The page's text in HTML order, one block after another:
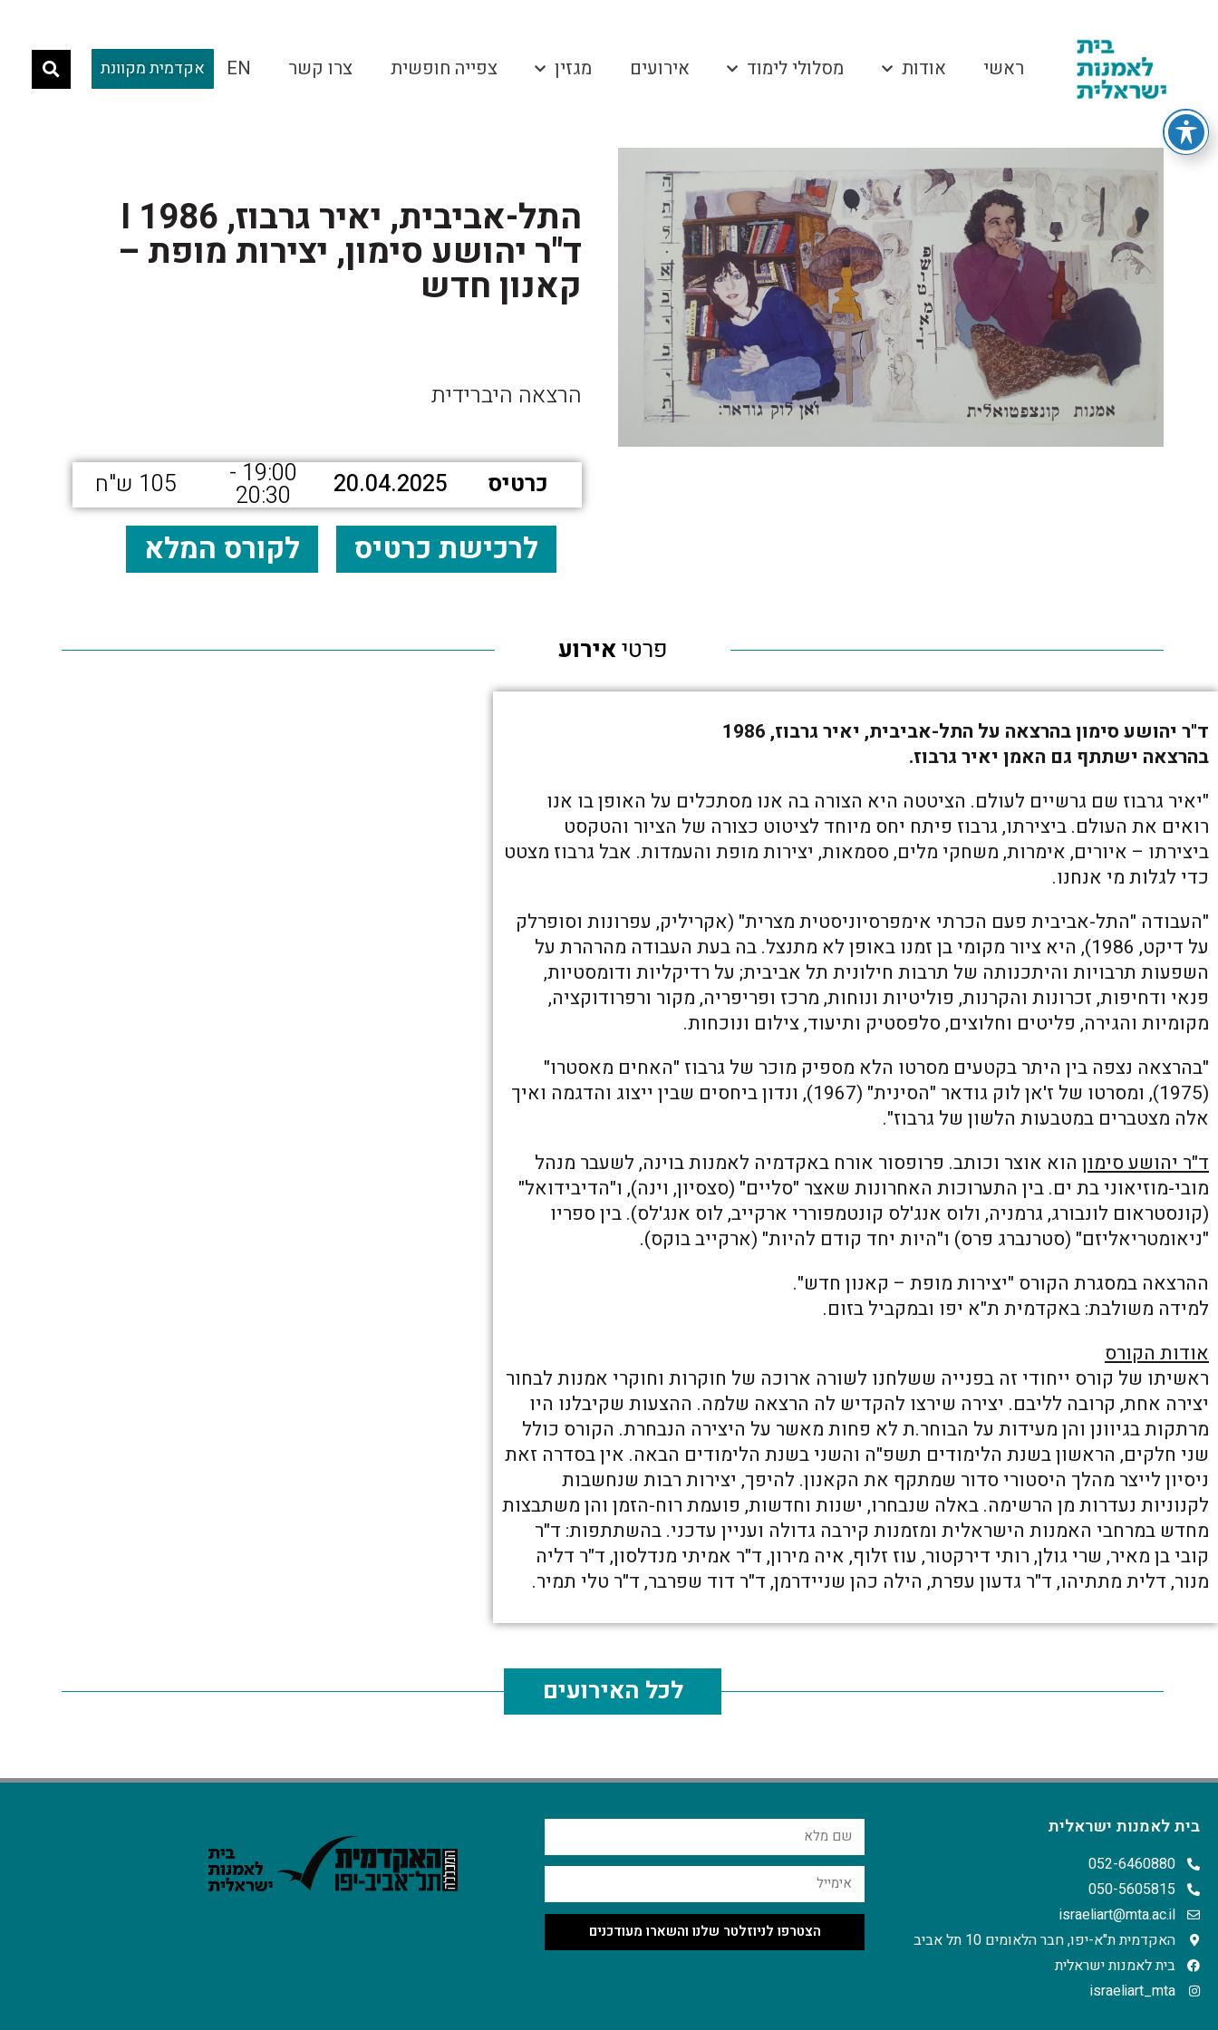
ראשי אודות מסלולי לימוד אירועים מגזין צפייה חופשית צרו קשר EN אקדמית מקוונת
התל-אביבית, יאיר גרבוז, 1986 I
ד"ר יהושע סימון, יצירות מופת –
קאנון חדש
הרצאה היברידית
כרטיס 20.04.2025
19:00 -
20:30 105 ש"ח
לרכישת כרטיס לקורס המלא
פרטיאירוע
ד"ר יהושע סימון בהרצאה על התל-אביבית, יאיר גרבוז, 1986
בהרצאה ישתתף גם האמן יאיר גרבוז.
"יאיר גרבוז שם גרשיים לעולם. הציטטה היא הצורה בה אנו מסתכלים על האופן בו אנו
רואים את העולם. ביצירתו, גרבוז פיתח יחס מיוחד לציטוט כצורה של הציור והטקסט
ביצירתו – איורים, אימרות, משחקי מלים, ססמאות, יצירות מופת והעמדות. אבל גרבוז מצטט
כדי לגלות מי אנחנו.
"העבודה "התל-אביבית פעם הכרתי אימפרסיוניסטית מצרית" (אקריליק, עפרונות וסופרלק
על דיקט, 1986), היא ציור מקומי בן זמנו באופן לא מתנצל. בה בעת העבודה מהרהרת על
השפעות תרבויות והיתכנותה של תרבות חילונית תל אביבית; על רדיקליות ודומסטיות,
פנאי ודחיפות, זכרונות והקרנות, פוליטיות ונוחות, מרכז ופריפריה, מקור ורפרודוקציה,
מקומיות והגירה, פליטים וחלוצים, סלפסטיק ותיעוד, צילום ונוכחות.
"בהרצאה נצפה בין היתר בקטעים מסרטו הלא מספיק מוכר של גרבוז "האחים מאסטרו"
(1975), ומסרטו של ז'אן לוק גודאר "הסינית" (1967), ונדון ביחסים שבין ייצוג והדגמה ואיך
אלה מצטברים במטבעות הלשון של גרבוז".
ד"ר יהושע סימון הוא אוצר וכותב. פרופסור אורח באקדמיה לאמנות בוינה, לשעבר מנהל
מובי-מוזיאוני בת ים. בין התערוכות האחרונות שאצר "סליים" (סצסיון, וינה), ו"הדיבידואל"
(קונסטראום לונבורג, גרמניה, ולוס אנג'לס קונטמפוררי ארקייב, לוס אנג'לס). בין ספריו
"ניאומטריאליזם" (סטרנברג פרס) ו"היות יחד קודם להיות" (ארקייב בוקס).
ההרצאה במסגרת הקורס "יצירות מופת – קאנון חדש".
למידה משולבת: באקדמית ת"א יפו ובמקביל בזום.
אודות הקורס
ראשיתו של קורס ייחודי זה בפנייה ששלחנו לשורה ארוכה של חוקרות וחוקרי אמנות לבחור
יצירה אחת, קרובה לליבם. יצירה שירצו להקדיש לה הרצאה שלמה. ההצעות שקיבלנו היו
מרתקות בגיוונן והן מעידות על הבוחר.ת לא פחות מאשר על היצירה הנבחרת. הקורס כולל
שני חלקים, הראשון בשנת הלימודים תשפ"ה והשני בשנת הלימודים הבאה. אין בסדרה זאת
ניסיון לייצר מהלך היסטורי סדור שמתקף את הקאנון. להיפך, יצירות רבות שנחשבות
לקנוניות נעדרות מן הרשימה. באלה שנבחרו, ישנות וחדשות, פועמת רוח-הזמן והן משתבצות
מחדש במרחבי האמנות הישראלית ומזמנות קירבה גדולה ועניין עדכני. בהשתתפות: ד"ר
קובי בן מאיר, שרי גולן, רותי דירקטור, עוז זלוף, איה מירון, ד"ר אמיתי מנדלסון, ד"ר דליה
מנור, דלית מתתיהו, ד"ר גדעון עפרת, הילה כהן שניידרמן, ד"ר דוד שפרבר, ד"ר טלי תמיר.
לכל האירועים
בית לאמנות ישראלית
052-6460880
050-5605815
israeliart@mta.ac.il
האקדמית ת"א-יפו, חבר הלאומים 10 תל אביב
בית לאמנות ישראלית
israeliart_mta
הצטרפו לניוזלטר שלנו והשארו מעודכנים